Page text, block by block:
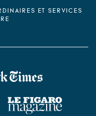
ET SERVICES
Le Figaro Magazine